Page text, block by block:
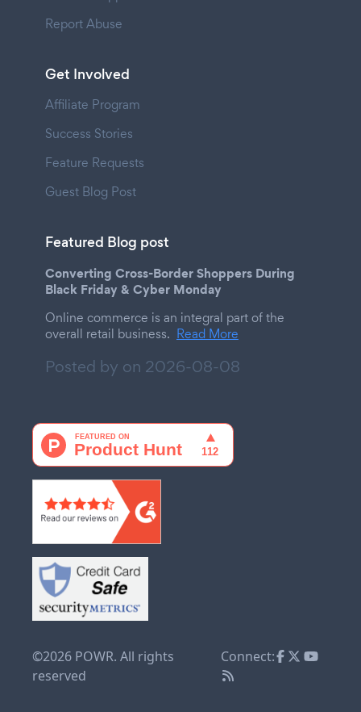
Report Abuse
Get Involved
Affiliate Program
Success Stories
Feature Requests
Guest Blog Post
Featured Blog post
Converting Cross-Border Shoppers During
Black Friday & Cyber Monday
Online commerce is an integral part of the
overall retail business. Read More
Posted by on 2026-08-08
©2026 POWR. All rights
reserved
Connect: